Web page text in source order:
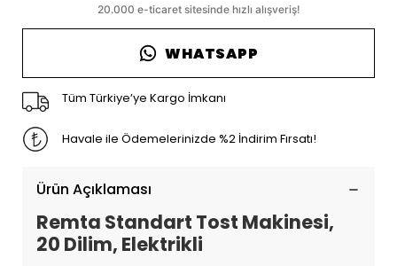
WHATSAPP
Tüm Türkiye’ye Kargo İmkanı
Havale ile Ödemelerinizde %2 İndirim Fırsatı!
Ürün Açıklaması
Remta Standart Tost Makinesi,
20 Dilim, Elektrikli